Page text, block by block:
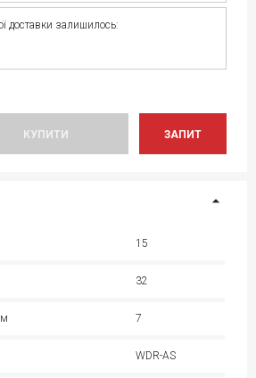
доставки залишилось:
КУПИТИ ЗАПИТ
15
32
7
WDR-AS